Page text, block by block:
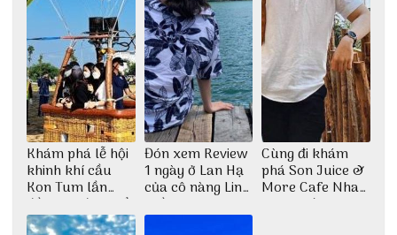
Khám phá lễ hội
khinh khí cầu
Kon Tum lần
đầu tiên được tổ
chức
Đón xem Review
1 ngày ở Lan Hạ
của cô nàng Linh
Trần
Cùng đi khám
phá Son Juice &
More Cafe Nha
Trang với anh